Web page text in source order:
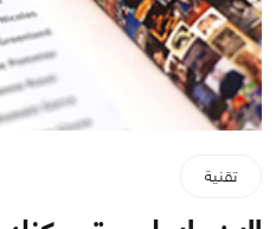
تقنية